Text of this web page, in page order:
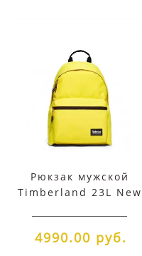
Рюкзак мужской
Timberland 23L New
4990.00 руб.